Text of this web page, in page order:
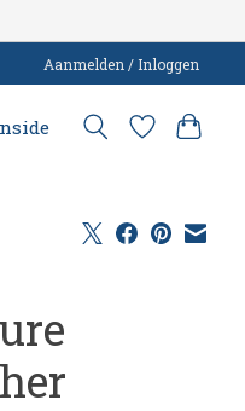
Aanmelden / Inloggen